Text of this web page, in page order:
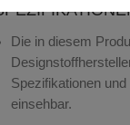
Die in diesem
Spezifikationen
einsehbar.